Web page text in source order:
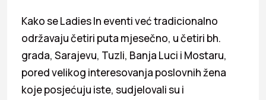
Kako se Ladies In eventi već tradicionalno
održavaju četiri puta mjesečno, u četiri bh.
grada, Sarajevu, Tuzli, Banja Luci i Mostaru,
pored velikog interesovanja poslovnih žena
koje posjećuju iste, sudjelovali su i